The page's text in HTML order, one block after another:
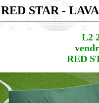
RED STAR -
L2
RED